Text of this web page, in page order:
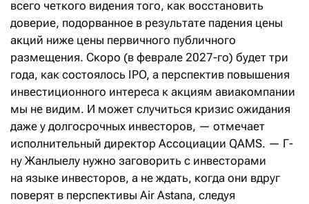
всего четкого видения того, как восстановить
доверие, подорванное в результате падения цены
акций ниже цены первичного публичного
размещения. Скоро (в феврале 2027-го) будет три
года, как состоялось IPO, а перспектив повышения
инвестиционного интереса к акциям авиакомпании
мы не видим. И может случиться кризис ожидания
даже у долгосрочных инвесторов, — отмечает
исполнительный директор Ассоциации QAMS. — Г-
ну Жанлыелу нужно заговорить с инвесторами
на языке инвесторов, а не ждать, когда они вдруг
поверят в перспективы Air Astana, следуя